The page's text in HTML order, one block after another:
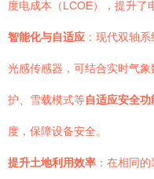
度电成本（LCOE），提升了
智能化与自适应 ：现代双轴
光感传感器，可结合实时气
护、雪载模式等自适应安全功
度，保障设备安全。
提升土地利用效率 ：在相同